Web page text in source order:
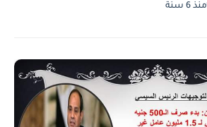
منذ 6 سنة